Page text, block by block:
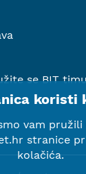
se BIT
koristi
vam
stranice
kolačića.